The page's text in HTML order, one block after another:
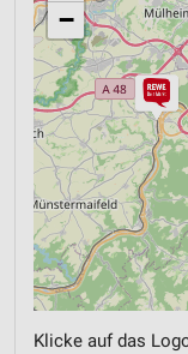
−
Klicke auf das